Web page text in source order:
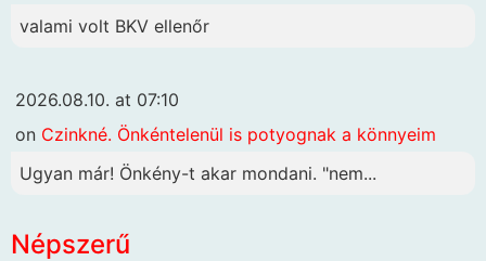
valami volt BKV ellenőr
2026.08.10. at 07:10
on Czinkné. Önkéntelenül is potyognak a könnyeim
Ugyan már! Önkény-t akar mondani. "nem...
Népszerű